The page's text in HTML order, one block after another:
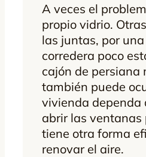
A veces el
propio vidrio.
las juntas, por
corredera poco
cajón de persiana
también puede
vivienda dependa
abrir las ventanas
tiene otra forma
renovar el aire.